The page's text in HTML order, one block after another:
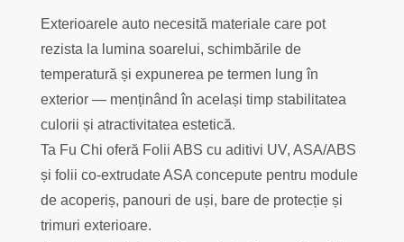
Exterioarele auto necesită materiale care pot
rezista la lumina soarelui, schimbările de
temperatură și expunerea pe termen lung în
exterior — menținând în același timp stabilitatea
culorii și atractivitatea estetică.
Ta Fu Chi oferă Folii ABS cu aditivi UV, ASA/ABS
și folii co-extrudate ASA concepute pentru module
de acoperiș, panouri de uși, bare de protecție și
trimuri exterioare.